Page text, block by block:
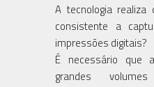
A tecnologia
consistente a
impressões digitais?
É necessário que
grandes